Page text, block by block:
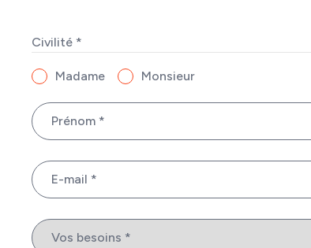
Civilité *
Madame Monsieur
Prénom
Nom *
E-
mail*
Votre